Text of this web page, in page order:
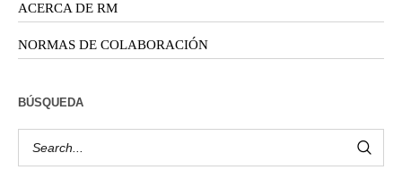
ACERCA DE RM
NORMAS DE COLABORACIÓN
BÚSQUEDA